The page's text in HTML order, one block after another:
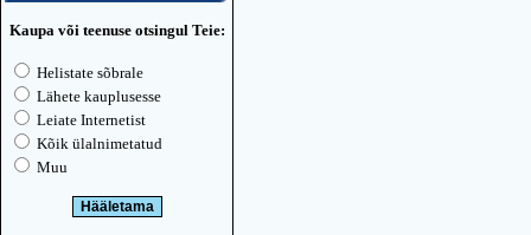
Kaupa või teenuse otsingul Teie:
Helistate sõbrale
Lähete kauplusesse
Leiate Internetist
Kõik ülalnimetatud
Muu